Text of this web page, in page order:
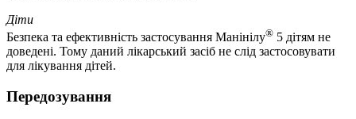
Діти
Безпека та ефективність застосування Манінілу® 5 дітям не
доведені. Тому даний лікарський засіб не слід застосовувати
для лікування дітей.
Передозування